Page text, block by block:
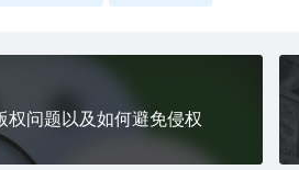
权问题以及如何避免侵权